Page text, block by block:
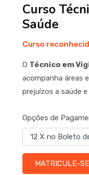
Curso
Saúde
Curso
O Técnico em
acompanha áreas
prejuízos a saúde
Opções de
MATRICULE-SE